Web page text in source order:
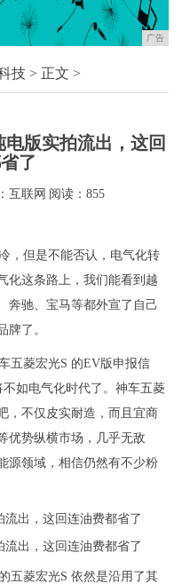
广告
技 > 正文 >
版实拍流出，这回
了
互联网 阅读：855
，但是不能否认，电气化转
化这条路上，我们能看到越
奔驰、宝马等都外宣了自己
牌了。
五菱宏光S 的EV版申报信
如电气化时代了。神车五菱
，不仅皮实耐造，而且宜商
优势纵横市场，几乎无敌
源领域，相信仍然有不少粉
五菱宏光S 依然是沿用了其